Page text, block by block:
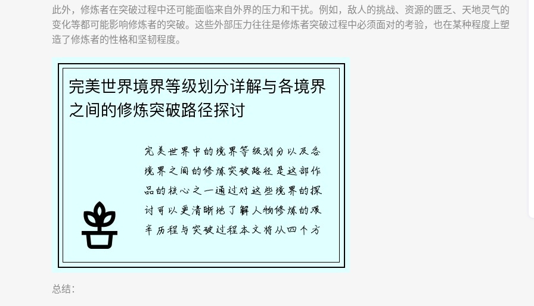
此外，修炼者在突破过程中还可能面临来自外界的压力和干扰。例如，敌人的挑战、资源的匮乏、天地灵气的
变化等都可能影响修炼者的突破。这些外部压力往往是修炼者突破过程中必须面对的考验，也在某种程度上塑
造了修炼者的性格和坚韧程度。
总结：